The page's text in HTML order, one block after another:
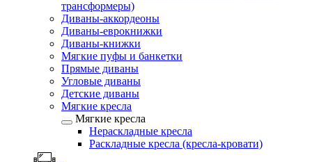
трансформеры)
Диваны-аккордеоны
Диваны-еврокнижки
Диваны-книжки
Мягкие пуфы и банкетки
Прямые диваны
Угловые диваны
Детские диваны
Мягкие кресла
Мягкие кресла
Нераскладные кресла
Раскладные кресла (кресла-кровати)